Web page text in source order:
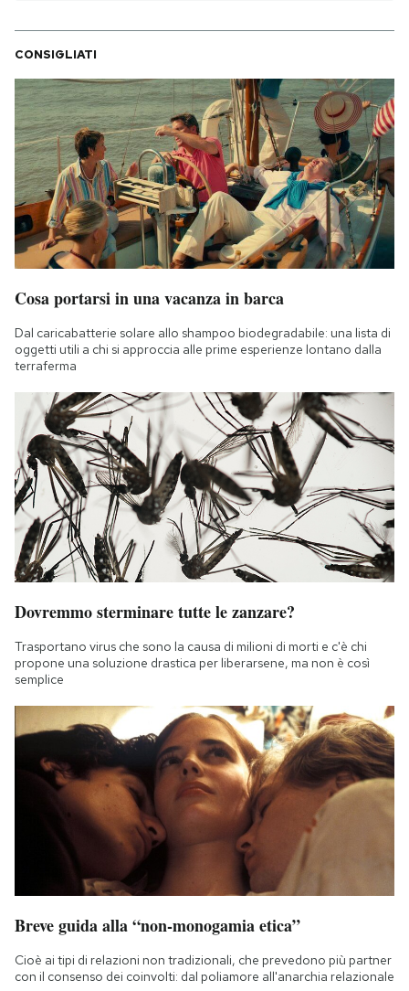
PODCAST
NEWSLETTER
I MIEI PREFERITI
SHOP
AREA PERSONALE
Newsletter
Notifiche mobile
Regala il Post
Hai bisogno di aiuto?
Esci
CONSIGLIATI
Cosa portarsi in una vacanza in barca
Dal caricabatterie solare allo shampoo biodegradabile: una lista di
oggetti utili a chi si approccia alle prime esperienze lontano dalla
terraferma
Dovremmo sterminare tutte le zanzare?
Trasportano virus che sono la causa di milioni di morti e c'è chi
propone una soluzione drastica per liberarsene, ma non è così
semplice
Breve guida alla “non-monogamia etica”
Cioè ai tipi di relazioni non tradizionali, che prevedono più partner
con il consenso dei coinvolti: dal poliamore all'anarchia relazionale